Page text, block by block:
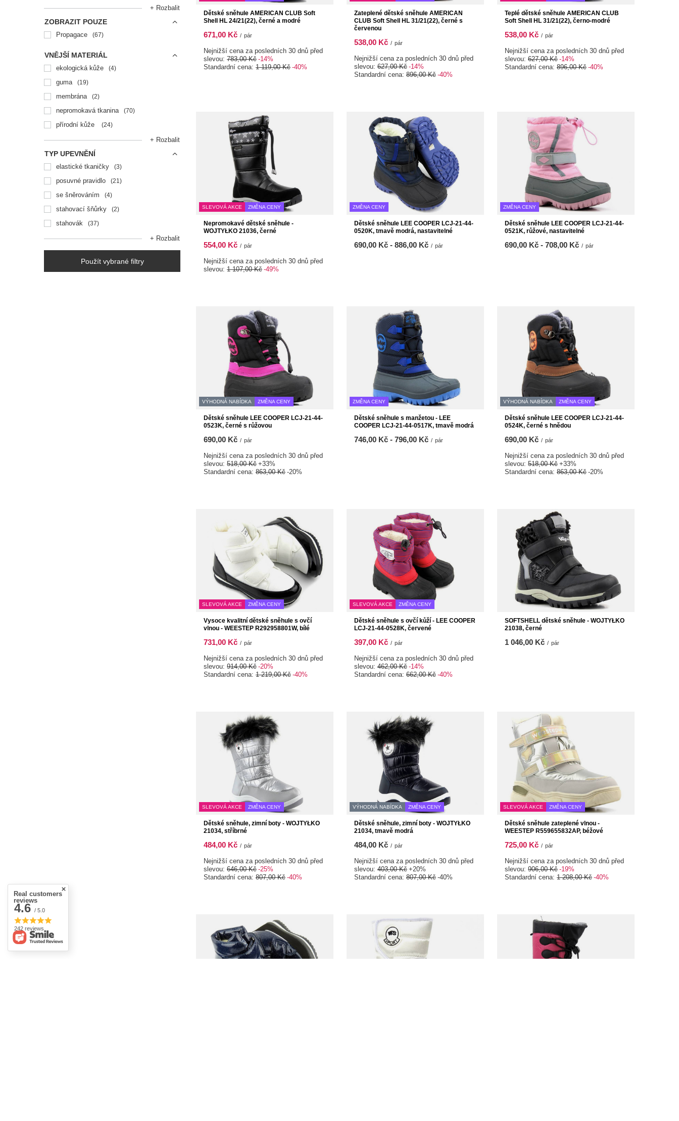
+ Rozbalit
ZOBRAZIT POUZE
Propagace 67
VNĚJŠÍ MATERIÁL
ekologická kůže 4
guma 19
membrána 2
nepromokavá tkanina 70
přírodní kůže 24
+ Rozbalit
TYP UPEVNĚNÍ
elastické tkaničky 3
posuvné pravidlo 21
se šněrováním 4
stahovací šňůrky 2
stahovák 37
+ Rozbalit
Použít vybrané filtry
Dětské sněhule AMERICAN CLUB Soft
Shell HL 24/21(22), černé a modré
671,00 Kč / pár
Nejnižší cena za posledních 30 dnů před
slevou: 783,00 Kč -14%
Standardní cena: 1 119,00 Kč -40%
Zateplené dětské sněhule AMERICAN
CLUB Soft Shell HL 31/21(22), černé s
červenou
538,00 Kč / pár
Nejnižší cena za posledních 30 dnů před
slevou: 627,00 Kč -14%
Standardní cena: 896,00 Kč -40%
Teplé dětské sněhule AMERICAN CLUB
Soft Shell HL 31/21(22), černo-modré
538,00 Kč / pár
Nejnižší cena za posledních 30 dnů před
slevou: 627,00 Kč -14%
Standardní cena: 896,00 Kč -40%
SLEVOVÁ AKCE ZMĚNA CENY
Nepromokavé dětské sněhule -
WOJTYŁKO 21036, černé
554,00 Kč / pár
Nejnižší cena za posledních 30 dnů před
slevou: 1 107,00 Kč -49%
ZMĚNA CENY
Dětské sněhule LEE COOPER LCJ-21-44-
0520K, tmavě modrá, nastavitelné
od
690,00 Kč - do
886,00 Kč / pár
ZMĚNA CENY
Dětské sněhule LEE COOPER LCJ-21-44-
0521K, růžové, nastavitelné
od
690,00 Kč - do
708,00 Kč / pár
VÝHODNÁ NABÍDKA ZMĚNA CENY
Dětské sněhule LEE COOPER LCJ-21-44-
0523K, černé s růžovou
690,00 Kč / pár
Nejnižší cena za posledních 30 dnů před
slevou: 518,00 Kč +33%
Standardní cena: 863,00 Kč -20%
ZMĚNA CENY
Dětské sněhule s manžetou - LEE
COOPER LCJ-21-44-0517K, tmavě modrá
od
746,00 Kč - do
796,00 Kč / pár
VÝHODNÁ NABÍDKA ZMĚNA CENY
Dětské sněhule LEE COOPER LCJ-21-44-
0524K, černé s hnědou
690,00 Kč / pár
Nejnižší cena za posledních 30 dnů před
slevou: 518,00 Kč +33%
Standardní cena: 863,00 Kč -20%
SLEVOVÁ AKCE ZMĚNA CENY
Vysoce kvalitní dětské sněhule s ovčí
vlnou - WEESTEP R292958801W, bílé
731,00 Kč / pár
Nejnižší cena za posledních 30 dnů před
slevou: 914,00 Kč -20%
Standardní cena: 1 219,00 Kč -40%
SLEVOVÁ AKCE ZMĚNA CENY
Dětské sněhule s ovčí kůží - LEE COOPER
LCJ-21-44-0528K, červené
397,00 Kč / pár
Nejnižší cena za posledních 30 dnů před
slevou: 462,00 Kč -14%
Standardní cena: 662,00 Kč -40%
SOFTSHELL dětské sněhule - WOJTYŁKO
21038, černé
1 046,00 Kč / pár
SLEVOVÁ AKCE ZMĚNA CENY
Dětské sněhule, zimní boty - WOJTYŁKO
21034, stříbrné
484,00 Kč / pár
Nejnižší cena za posledních 30 dnů před
slevou: 646,00 Kč -25%
Standardní cena: 807,00 Kč -40%
VÝHODNÁ NABÍDKA ZMĚNA CENY
Dětské sněhule, zimní boty - WOJTYŁKO
21034, tmavě modrá
484,00 Kč / pár
Nejnižší cena za posledních 30 dnů před
slevou: 403,00 Kč +20%
Standardní cena: 807,00 Kč -40%
SLEVOVÁ AKCE ZMĚNA CENY
Dětské sněhule zateplené vlnou -
WEESTEP R559655832AP, béžové
725,00 Kč / pár
Nejnižší cena za posledních 30 dnů před
slevou: 906,00 Kč -19%
Standardní cena: 1 208,00 Kč -40%
Real customers
reviews
4.6 / 5.0
242 reviews